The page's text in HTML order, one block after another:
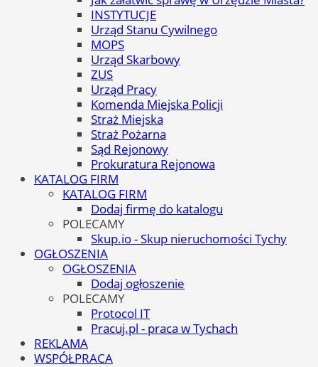
INSTYTUCJE
Urząd Stanu Cywilnego
MOPS
Urząd Skarbowy
ZUS
Urząd Pracy
Komenda Miejska Policji
Straż Miejska
Straż Pożarna
Sąd Rejonowy
Prokuratura Rejonowa
KATALOG FIRM
KATALOG FIRM
Dodaj firmę do katalogu
POLECAMY
Skup.io - Skup nieruchomości Tychy
OGŁOSZENIA
OGŁOSZENIA
Dodaj ogłoszenie
POLECAMY
Protocol IT
Pracuj.pl - praca w Tychach
REKLAMA
WSPÓŁPRACA